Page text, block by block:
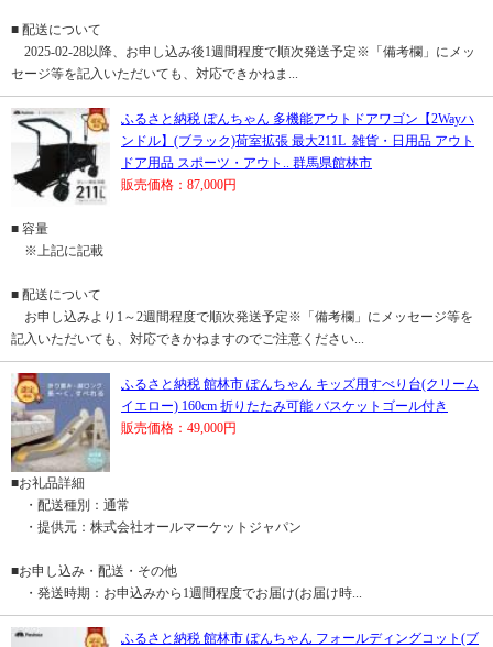
■ 配送について
2025-02-28以降、お申し込み後1週間程度で順次発送予定※「備考欄」にメッ
セージ等を記入いただいても、対応できかねま...
ふるさと納税 ぽんちゃん 多機能アウトドアワゴン【2Wayハ
ンドル】(ブラック)荷室拡張 最大211L_雑貨・日用品 アウト
ドア用品 スポーツ・アウト.. 群馬県館林市
販売価格：87,000円
■ 容量
※上記に記載
■ 配送について
お申し込みより1～2週間程度で順次発送予定※「備考欄」にメッセージ等を
記入いただいても、対応できかねますのでご注意ください...
ふるさと納税 館林市 ぽんちゃん キッズ用すべり台(クリーム
イエロー) 160cm 折りたたみ可能 バスケットゴール付き
販売価格：49,000円
■お礼品詳細
・配送種別：通常
・提供元：株式会社オールマーケットジャパン
■お申し込み・配送・その他
・発送時期：お申込みから1週間程度でお届け(お届け時...
ふるさと納税 館林市 ぽんちゃん フォールディングコット(ブ